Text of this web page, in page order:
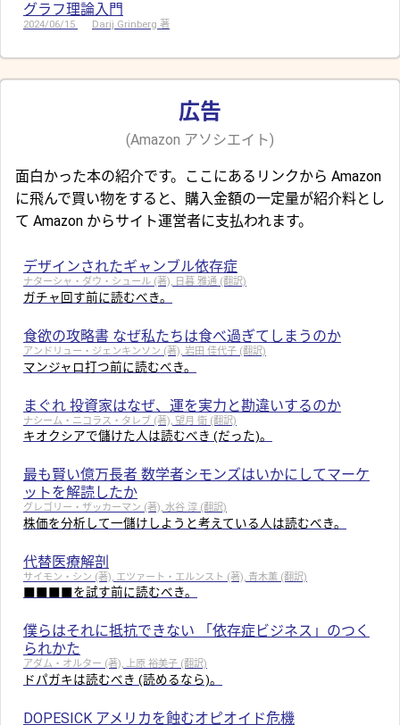
グラフ理論入門
2024/06/15 Darij Grinberg 著
広告
(Amazon アソシエイト)
面白かった本の紹介です。ここにあるリンクから Amazon
に飛んで買い物をすると、購入金額の一定量が紹介料とし
て Amazon からサイト運営者に支払われます。
デザインされたギャンブル依存症
ナターシャ・ダウ・シュール (著), 日暮 雅通 (翻訳)
ガチャ回す前に読むべき。
食欲の攻略書 なぜ私たちは食べ過ぎてしまうのか
アンドリュー・ジェンキンソン (著), 岩田 佳代子 (翻訳)
マンジャロ打つ前に読むべき。
まぐれ 投資家はなぜ、運を実力と勘違いするのか
ナシーム・ニコラス・タレブ (著), 望月 衛 (翻訳)
キオクシアで儲けた人は読むべき (だった)。
最も賢い億万長者 数学者シモンズはいかにしてマーケ
ットを解読したか
グレゴリー・ザッカーマン (著), 水谷 淳 (翻訳)
株価を分析して一儲けしようと考えている人は読むべき。
代替医療解剖
サイモン・シン (著), エツァート・エルンスト (著), 青木薫 (翻訳)
■■■■を試す前に読むべき。
僕らはそれに抵抗できない 「依存症ビジネス」のつく
られかた
アダム・オルター (著), 上原 裕美子 (翻訳)
ドパガキは読むべき (読めるなら)。
DOPESICK アメリカを蝕むオピオイド危機